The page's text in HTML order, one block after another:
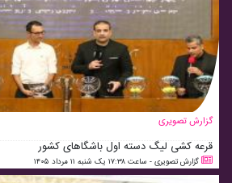
گزارش تصویری
قرعه کشی لیگ دسته اول باشگاهای کشور
گزارش تصویری - ساعت ۱۷:۳۸ یک شنبه ۱۱ مرداد ۱۴۰۵